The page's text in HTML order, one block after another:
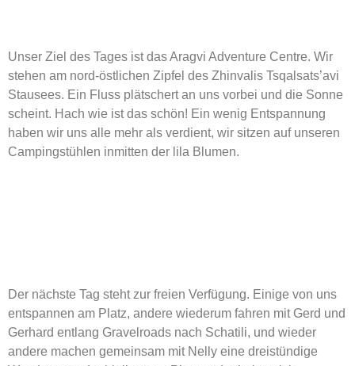
Unser Ziel des Tages ist das Aragvi Adventure Centre. Wir
stehen am nord-östlichen Zipfel des Zhinvalis Tsqalsats’avi
Stausees. Ein Fluss plätschert an uns vorbei und die Sonne
scheint. Hach wie ist das schön! Ein wenig Entspannung
haben wir uns alle mehr als verdient, wir sitzen auf unseren
Campingstühlen inmitten der lila Blumen.
Der nächste Tag steht zur freien Verfügung. Einige von uns
entspannen am Platz, andere wiederum fahren mit Gerd und
Gerhard entlang Gravelroads nach Schatili, und wieder
andere machen gemeinsam mit Nelly eine dreistündige